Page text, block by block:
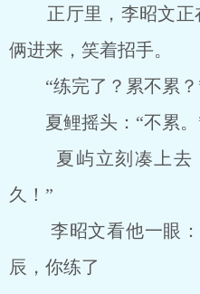
正厅里，李昭文正
俩进来，笑着招手。
“练完了？累不累？
夏鲤摇头：“不累。
夏屿立刻凑上去：
久！”
李昭文看他一眼：
辰，你练了